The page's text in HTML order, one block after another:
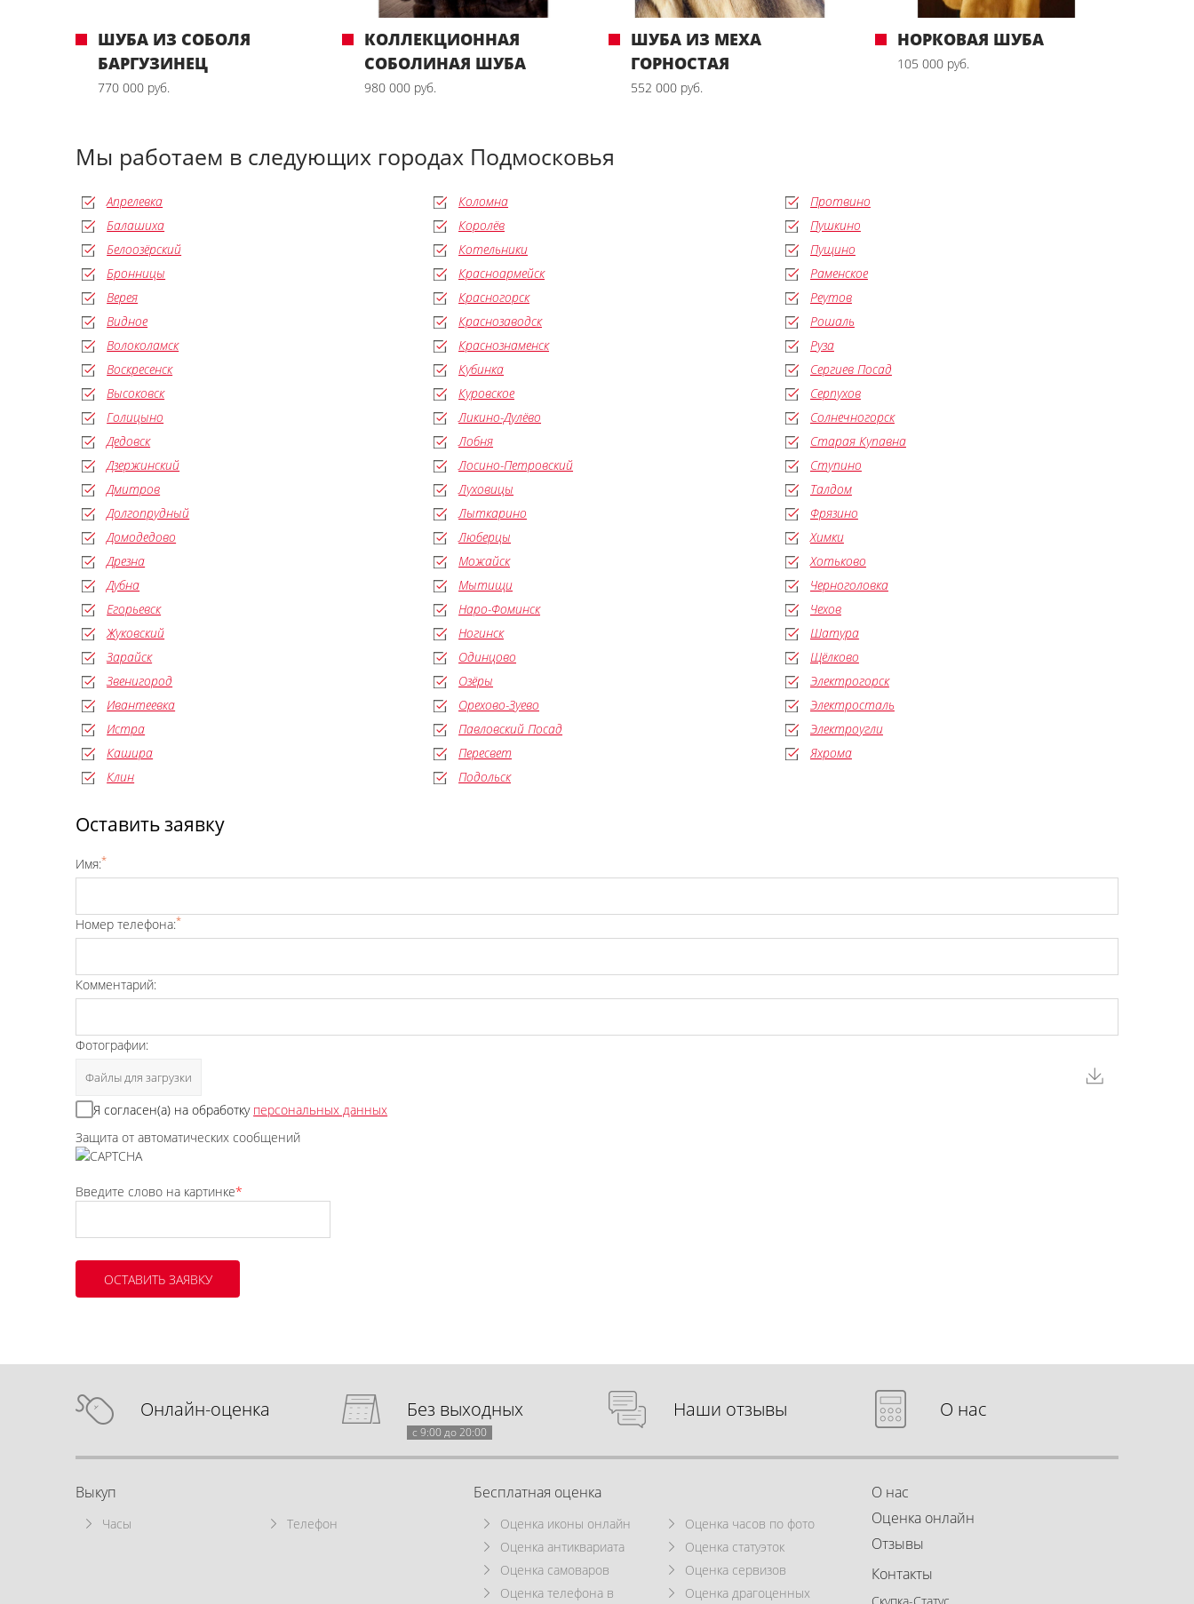
ШУБА ИЗ СОБОЛЯ
БАРГУЗИНЕЦ
770 000 руб.
КОЛЛЕКЦИОННАЯ
СОБОЛИНАЯ ШУБА
980 000 руб.
ШУБА ИЗ МЕХА
ГОРНОСТАЯ
552 000 руб.
НОРКОВАЯ ШУБА
105 000 руб.
Мы работаем в следующих городах Подмосковья
Апрелевка
Балашиха
Белоозёрский
Бронницы
Верея
Видное
Волоколамск
Воскресенск
Высоковск
Голицыно
Дедовск
Дзержинский
Дмитров
Долгопрудный
Домодедово
Дрезна
Дубна
Егорьевск
Жуковский
Зарайск
Звенигород
Ивантеевка
Истра
Кашира
Клин
Коломна
Королёв
Котельники
Красноармейск
Красногорск
Краснозаводск
Краснознаменск
Кубинка
Куровское
Ликино-Дулёво
Лобня
Лосино-Петровский
Луховицы
Лыткарино
Люберцы
Можайск
Мытищи
Наро-Фоминск
Ногинск
Одинцово
Озёры
Орехово-Зуево
Павловский Посад
Пересвет
Подольск
Протвино
Пушкино
Пущино
Раменское
Реутов
Рошаль
Руза
Сергиев Посад
Серпухов
Солнечногорск
Старая Купавна
Ступино
Талдом
Фрязино
Химки
Хотьково
Черноголовка
Чехов
Шатура
Щёлково
Электрогорск
Электросталь
Электроугли
Яхрома
Оставить заявку
Имя:*
Номер телефона:*
Комментарий:
Фотографии:
Файлы для загрузки
Я согласен(а) на обработку персональных данных
Защита от автоматических сообщений
Введите слово на картинке*
Онлайн-оценка Без выходных
с 9:00 до 20:00
Наши отзывы О нас
Выкуп
Часы Телефон
Бесплатная оценка
Оценка иконы онлайн
Оценка часов по фото
Оценка антиквариата
Оценка статуэток
Оценка самоваров
Оценка сервизов
Оценка телефона в
Оценка драгоценных
О нас
Оценка онлайн
Отзывы
Контакты